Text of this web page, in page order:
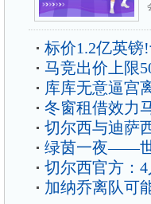
标价1.2亿英镑
马竞出价上限
库库无意逼宫
冬窗租借效力
切尔西与迪萨
绿茵一夜——世
切尔西官方：
加纳乔离队可